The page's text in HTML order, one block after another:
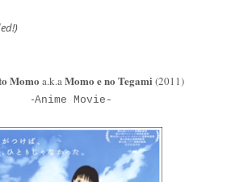
Momo a.k.aMomo e no Tegami (2011)
-Anime Movie-